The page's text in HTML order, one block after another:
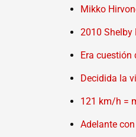
Mikko
2010 Shelby
Era cuestión
Decidida la
121 km/h =
Adelante